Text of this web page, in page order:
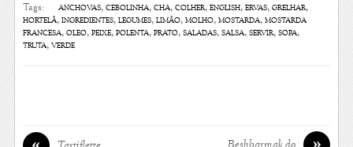
Tags: anchovas,cebolinha,chá,colher,english,ervas,grelhar,
hortelã,ingredientes,legumes,limão,molho,mostarda,mostarda
francesa,óleo,peixe,polenta,prato,saladas,salsa,servir,sopa,
truta,verde
»